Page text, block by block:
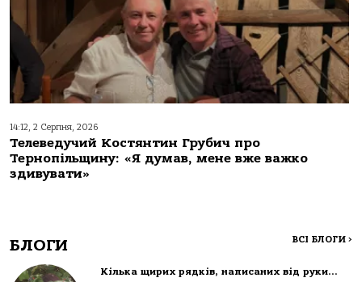
14:12, 2 Серпня, 2026
Телеведучий Костянтин Грубич про
Тернопільщину: «Я думав, мене вже важко
здивувати»
БЛОГИ ВСІ БЛОГИ >
Кілька щирих рядків, написаних від руки…